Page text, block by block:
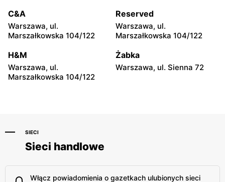
Hyżne, ul. Hyżne 100 Jarosław, ul. Pełkińska 147
moje sklepy moje sklepy
C&A
Warszawa, ul.
Marszałkowska 104/122
Reserved
Warszawa, ul.
Marszałkowska 104/122
H&M
Warszawa, ul.
Marszałkowska 104/122
Żabka
Warszawa, ul. Sienna 72
SIECI
Sieci handlowe
Włącz powiadomienia o gazetkach ulubionych sieci